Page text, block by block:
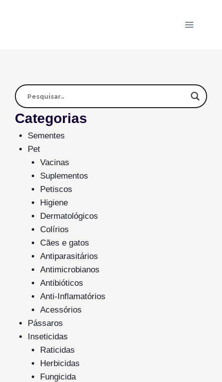
Categorias
Sementes
Pet
Vacinas
Suplementos
Petiscos
Higiene
Dermatológicos
Colírios
Cães e gatos
Antiparasitários
Antimicrobianos
Antibióticos
Anti-Inflamatórios
Acessórios
Pássaros
Inseticidas
Raticidas
Herbicidas
Fungicida